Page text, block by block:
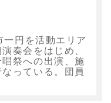
一円を活動エリア
奏会をはじめ、
祭への出演、施
っている。団員